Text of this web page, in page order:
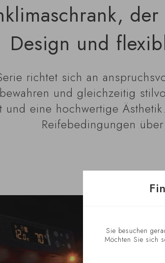
Design und
richtet sich an
und gleichzeitig
und eine hochwertige
Reifebedingungen
Sie besuchen
Möchten Sie sich